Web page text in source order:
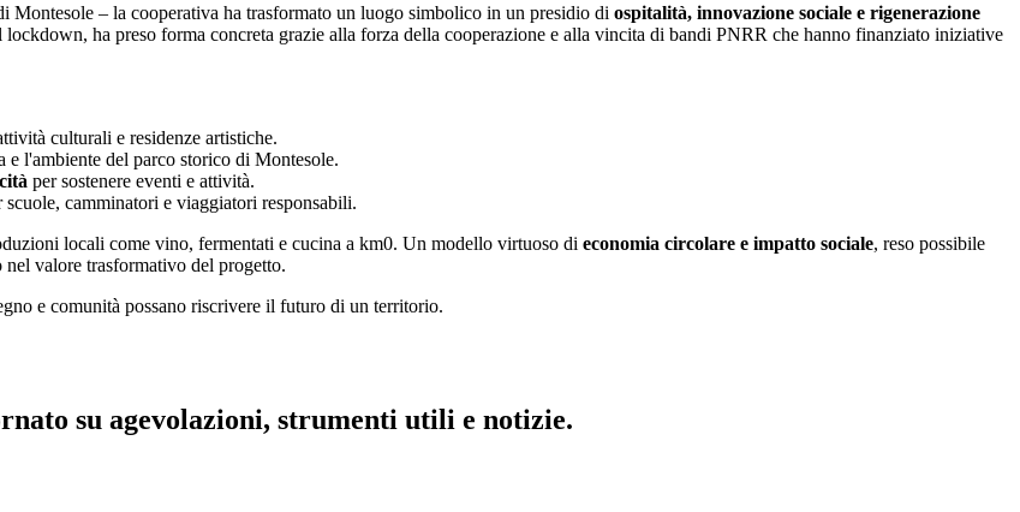
– la cooperativa ha trasformato un luogo simbolico in un presidio di ospitalità, innovazione sociale e rigenerazione
ha preso forma concreta grazie alla forza della cooperazione e alla vincita di bandi PNRR che hanno finanziato iniziative
culturali e residenze artistiche.
e l'ambiente del parco storico di Montesole.
per sostenere eventi e attività.
camminatori e viaggiatori responsabili.
locali come vino, fermentati e cucina a km0. Un modello virtuoso di economia circolare e impatto sociale, reso possibile
valore trasformativo del progetto.
e comunità possano riscrivere il futuro di un territorio.
su agevolazioni, strumenti utili e notizie.